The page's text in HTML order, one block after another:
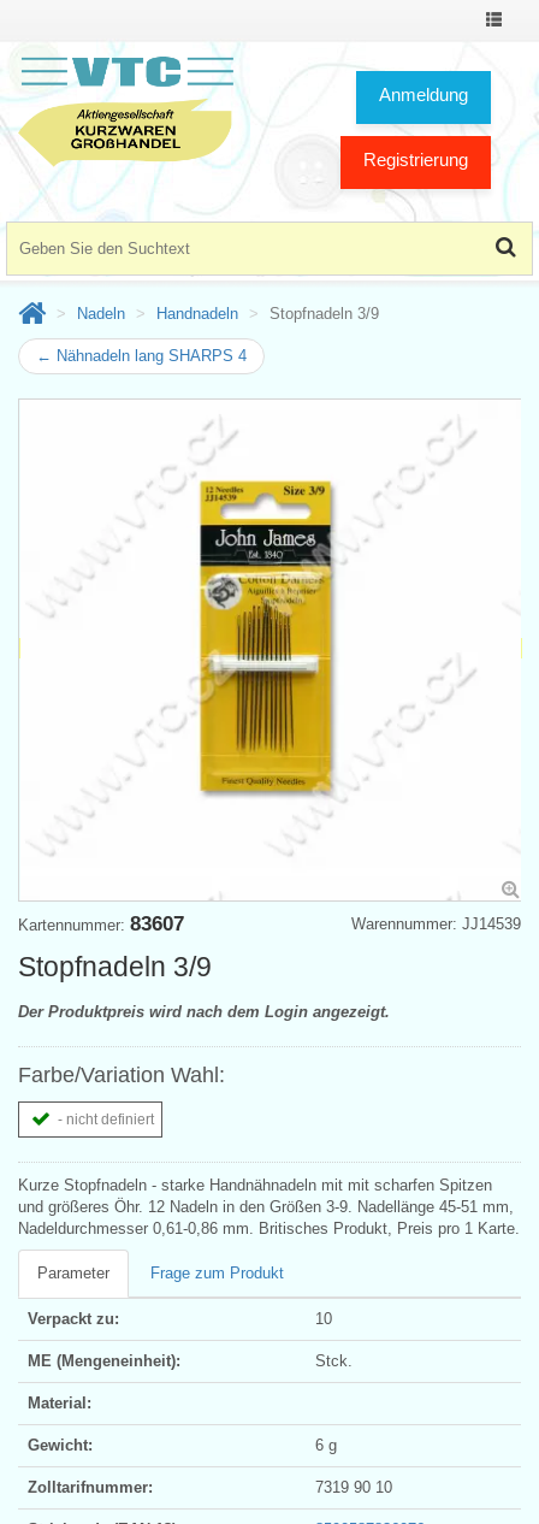
Toggle
Anmeldung
Registrierung
Nadeln Handnadeln Stopfnadeln 3/9
← Nähnadeln lang SHARPS 4
Warennummer: JJ14539
Kartennummer: 83607
Stopfnadeln 3/9
Der Produktpreis wird nach dem Login angezeigt.
Farbe/Variation Wahl:
- nicht definiert
Kurze Stopfnadeln - starke Handnähnadeln mit mit scharfen Spitzen
und größeres Öhr. 12 Nadeln in den Größen 3-9. Nadellänge 45-51 mm,
Nadeldurchmesser 0,61-0,86 mm. Britisches Produkt, Preis pro 1 Karte.
Parameter Frage zum Produkt
Verpackt zu: 10
ME (Mengeneinheit): Stck.
Material:
Gewicht: 6 g
Zolltarifnummer: 7319 90 10